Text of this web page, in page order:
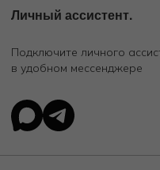
Личный ассистент.
Подключите личного
в удобном мессенджере